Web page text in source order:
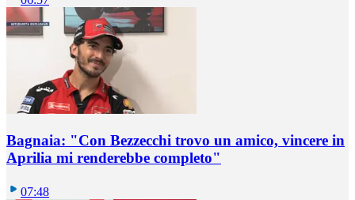
Bagnaia: "Con Bezzecchi trovo un amico, vincere in
Aprilia mi renderebbe completo"
07:48